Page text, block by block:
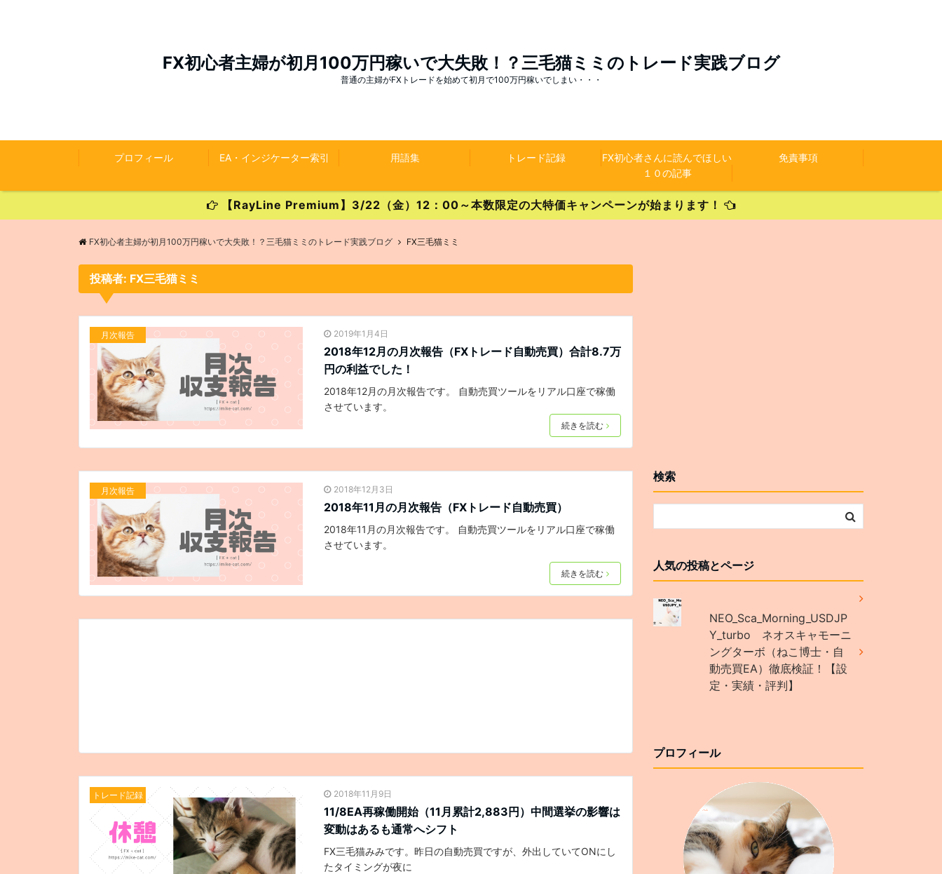
FX初心者主婦が初月100万円稼いで大失敗！？三毛猫ミミのトレード実践ブログ
普通の主婦がFXトレードを始めて初月で100万円稼いでしまい・・・
プロフィール EA・インジケーター索引 用語集 トレード記録
FX初心者さんに読んでほしい
１０の記事
免責事項
【RayLine Premium】3/22（金）12：00～本数限定の大特価キャンペーンが始まります！
FX初心者主婦が初月100万円稼いで大失敗！？三毛猫ミミのトレード実践ブログ FX三毛猫ミミ
投稿者: FX三毛猫ミミ
月次報告 2019年1月4日
2018年12月の月次報告（FXトレード自動売買）合計8.7万
円の利益でした！
2018年12月の月次報告です。 自動売買ツールをリアル口座で稼働
させています。
続きを読む
月次報告 2018年12月3日
2018年11月の月次報告（FXトレード自動売買）
2018年11月の月次報告です。 自動売買ツールをリアル口座で稼働
させています。
続きを読む
トレード記録 2018年11月9日
11/8EA再稼働開始（11月累計2,883円）中間選挙の影響は
変動はあるも通常へシフト
FX三毛猫みみです。昨日の自動売買ですが、外出していてONにし
たタイミングが夜に
検索
人気の投稿とページ
NEO_Sca_Morning_USDJP
Y_turbo ネオスキャモーニ
ングターボ（ねこ博士・自
動売買EA）徹底検証！【設
定・実績・評判】
プロフィール